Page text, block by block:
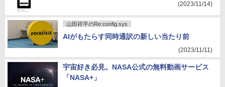
(2023/11/14)
山田祥平のRe:config.sys
AIがもたらす同時通訳の新しい当たり前
(2023/11/11)
宇宙好き必見。NASA公式の無料動画サービス
「NASA+」